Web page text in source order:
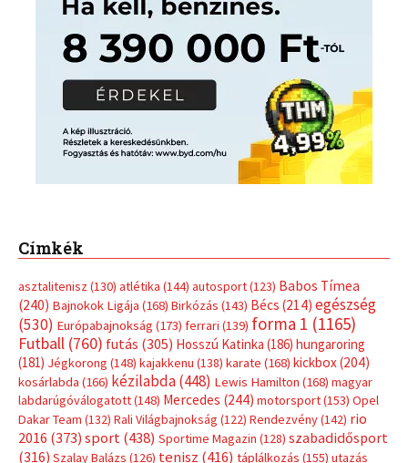
Címkék
asztalitenisz (130) atlétika (144) autosport(123) Babos Tímea
(240) Bajnokok Ligája (168) Birkózás (143) Bécs (214) egészség
(530) Európabajnokság (173) ferrari (139) forma 1 (1165)
Futball (760) futás (305) Hosszú Katinka (186) hungaroring
(181) Jégkorong (148) kajakkenu (138) karate (168) kickbox(204)
kosárlabda (166) kézilabda(448) Lewis Hamilton (168) magyar
labdarúgóválogatott(148) Mercedes (244) motorsport(153) Opel
Dakar Team (132) Rali Világbajnokság (122) Rendezvény(142) rio
2016 (373) sport(438) Sportime Magazin (128) szabadidősport
(316) Szalay Balázs (126) tenisz (416) táplálkozás (155) utazás